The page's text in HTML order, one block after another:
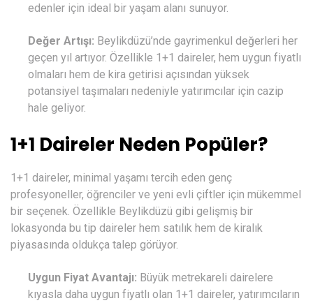
edenler için ideal bir yaşam alanı sunuyor.
Değer Artışı: Beylikdüzü’nde gayrimenkul değerleri her
geçen yıl artıyor. Özellikle 1+1 daireler, hem uygun fiyatlı
olmaları hem de kira getirisi açısından yüksek
potansiyel taşımaları nedeniyle yatırımcılar için cazip
hale geliyor.
1+1 Daireler Neden Popüler?
1+1 daireler, minimal yaşamı tercih eden genç
profesyoneller, öğrenciler ve yeni evli çiftler için mükemmel
bir seçenek. Özellikle Beylikdüzü gibi gelişmiş bir
lokasyonda bu tip daireler hem satılık hem de kiralık
piyasasında oldukça talep görüyor.
Uygun Fiyat Avantajı: Büyük metrekareli dairelere
kıyasla daha uygun fiyatlı olan 1+1 daireler, yatırımcıların